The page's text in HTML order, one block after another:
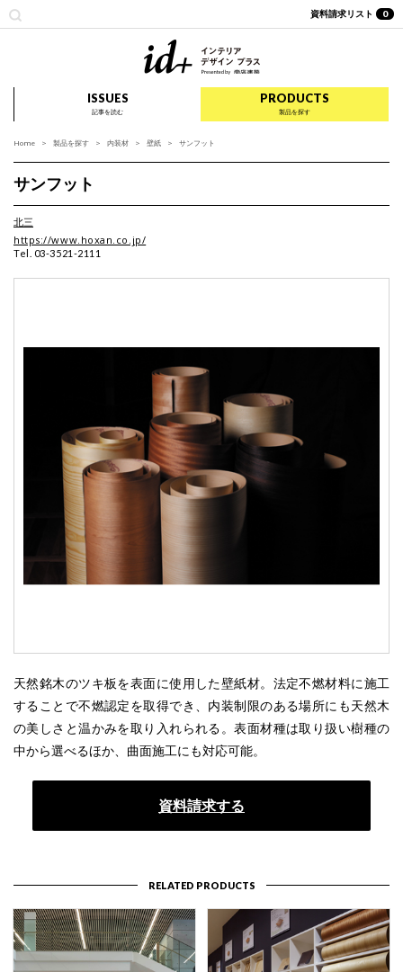
資料請求リスト 0
ISSUES
記事を読む
PRODUCTS
製品を探す
Home 製品を探す 内装材 壁紙 サンフット
サンフット
北三
https://www.hoxan.co.jp/
Tel. 03-3521-2111
天然銘木のツキ板を表面に使用した壁紙材。法定不燃材料に施工
することで不燃認定を取得でき、内装制限のある場所にも天然木
の美しさと温かみを取り入れられる。表面材種は取り扱い樹種の
中から選べるほか、曲面施工にも対応可能。
資料請求する
RELATED PRODUCTS